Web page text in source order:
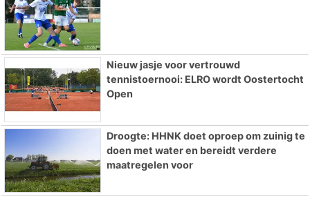
Nieuw jasje voor vertrouwd
tennistoernooi: ELRO wordt Oostertocht
Open
Droogte: HHNK doet oproep om zuinig te
doen met water en bereidt verdere
maatregelen voor